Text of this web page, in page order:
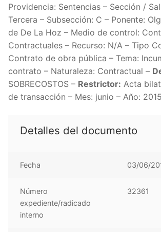
Providencia: Sentencias – Sección /
Tercera – Subsección: C – Ponente:
de De La Hoz – Medio de control:
Contractuales – Recurso: N/A – Tipo
Contrato de obra pública – Tema:
contrato – Naturaleza: Contractual –
SOBRECOSTOS – Restrictor: Acta
de transacción – Mes: junio – Año: 2015
Detalles del documento
Fecha 03/06/
Número
expediente/radicado
interno
32361